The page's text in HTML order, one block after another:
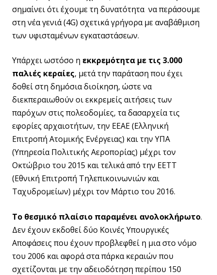
σημαίνει ότι έχουμε τη δυνατότητα να περάσουμε
στη νέα γενιά (4G) σχετικά γρήγορα με αναβάθμιση
των υφισταμένων εγκαταστάσεων.
Υπάρχει ωστόσο η εκκρεμότητα με τις 3.000
παλιές κεραίες, μετά την παράταση που έχει
δοθεί στη δημόσια διοίκηση, ώστε να
διεκπεραιωθούν οι εκκρεμείς αιτήσεις των
παρόχων στις πολεοδομίες, τα δασαρχεία τις
εφορίες αρχαιοτήτων, την ΕΕΑΕ (Ελληνική
Επιτροπή Ατομικής Ενέργειας) και την ΥΠΑ
(Υπηρεσία Πολιτικής Αεροπορίας) μέχρι τον
Οκτώβριο του 2015 και τελικά από την ΕΕΤΤ
(Εθνική Επιτροπή Τηλεπικοινωνιών και
Ταχυδρομείων) μέχρι τον Μάρτιο του 2016.
Το θεσμικό πλαίσιο παραμένει ανολοκλήρωτο.
Δεν έχουν εκδοθεί δύο Κοινές Υπουργικές
Αποφάσεις που έχουν προβλεφθεί η μια στο νόμο
του 2006 και αφορά στα πάρκα κεραιών που
σχετίζονται με την αδειοδότηση περίπου 150